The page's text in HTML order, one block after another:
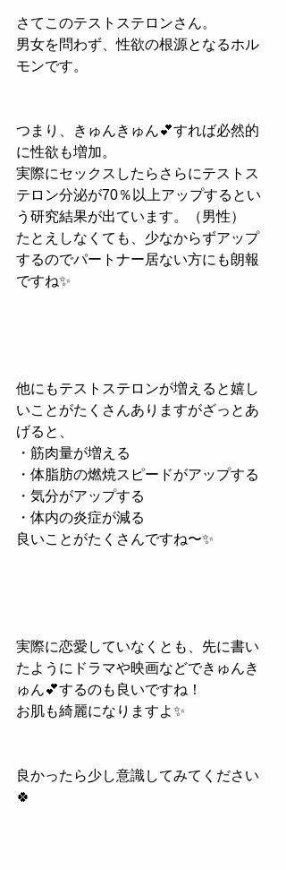
さてこのテストステロンさん。
男女を問わず、性欲の根源となるホル
モンです。
つまり、きゅんきゅん💕すれば必然的
に性欲も増加。
実際にセックスしたらさらにテストス
テロン分泌が70％以上アップするとい
う研究結果が出ています。（男性）
たとえしなくても、少なからずアップ
するのでパートナー居ない方にも朗報
ですね✨
他にもテストステロンが増えると嬉し
いことがたくさんありますがざっとあ
げると、
・筋肉量が増える
・体脂肪の燃焼スピードがアップする
・気分がアップする
・体内の炎症が減る
良いことがたくさんですね〜✨
実際に恋愛していなくとも、先に書い
たようにドラマや映画などできゅんき
ゅん💕するのも良いですね！
お肌も綺麗になりますよ✨
良かったら少し意識してみてください
🍀